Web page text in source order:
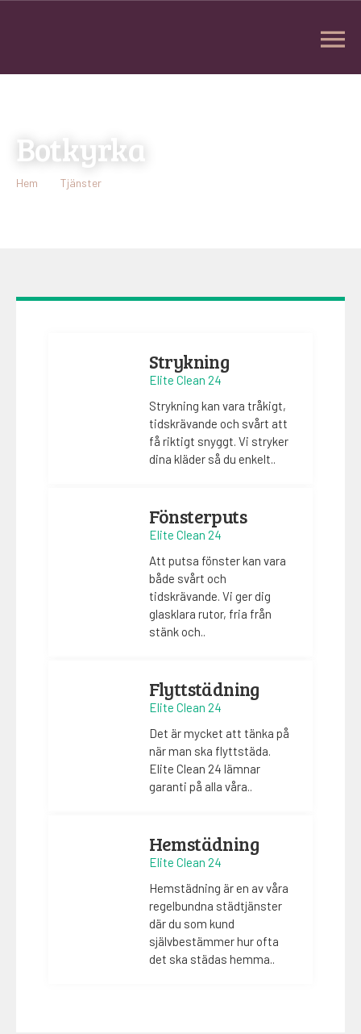
Botkyrka
Hem Tjänster
Strykning
Elite Clean 24
Strykning kan vara tråkigt,
tidskrävande och svårt att
få riktigt snyggt. Vi stryker
dina kläder så du enkelt..
Fönsterputs
Elite Clean 24
Att putsa fönster kan vara
både svårt och
tidskrävande. Vi ger dig
glasklara rutor, fria från
stänk och..
Flyttstädning
Elite Clean 24
Det är mycket att tänka på
när man ska flyttstäda.
Elite Clean 24 lämnar
garanti på alla våra..
Hemstädning
Elite Clean 24
Hemstädning är en av våra
regelbundna städtjänster
där du som kund
självbestämmer hur ofta
det ska städas hemma..